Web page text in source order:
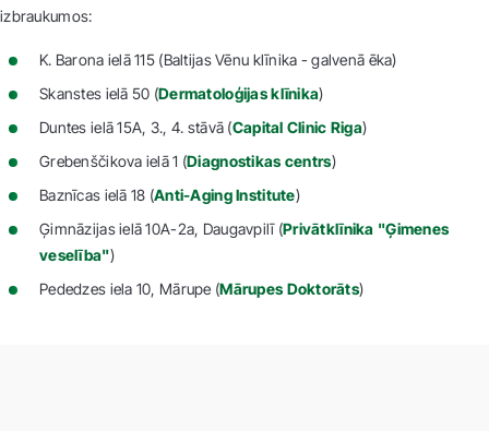
izbraukumos:
K. Barona ielā 115 (Baltijas Vēnu klīnika - galvenā ēka)
Skanstes ielā 50 (Dermatoloģijas klīnika)
Duntes ielā 15A, 3., 4. stāvā (Capital Clinic Riga)
Grebenščikova ielā 1 (Diagnostikas centrs)
Baznīcas ielā 18 (Anti-Aging Institute)
Ģimnāzijas ielā 10A-2а, Daugavpilī (Privātklīnika "Ģimenes
veselība")
Pededzes iela 10, Mārupe (Mārupes Doktorāts)